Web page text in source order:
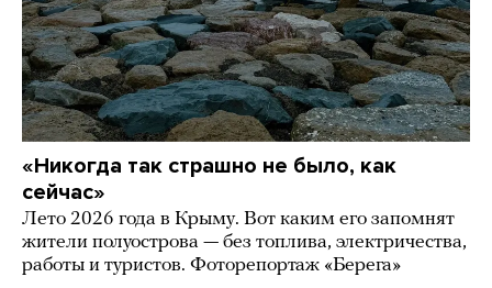
«Никогда так страшно не было, как
сейчас»
Лето 2026 года в Крыму. Вот каким его запомнят
жители полуострова — без топлива, электричества,
работы и туристов. Фоторепортаж «Берега»